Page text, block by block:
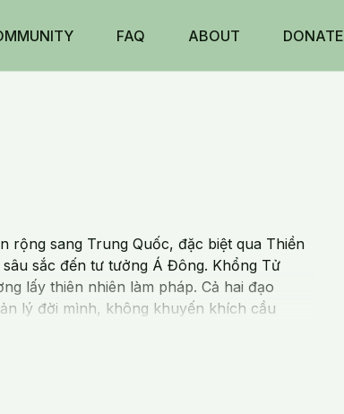
FAQ ABOUT DONATE
rộng sang Trung Quốc, đặc biệt qua Thiền
sắc đến tư tưởng Á Đông. Khổng Tử
lấy thiên nhiên làm pháp. Cả hai đạo
lý đời mình, không khuyến khích cầu